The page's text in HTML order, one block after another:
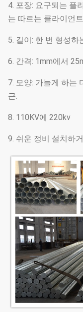
4. 포장: 요구되는 플
는 따르는 클라이언트
5. 길이: 한 번 형성
6. 간격: 1mm에서
7. 모양: 가늘게 하는
근.
8. 110KV에 220kv
9. 쉬운 정비 설치하